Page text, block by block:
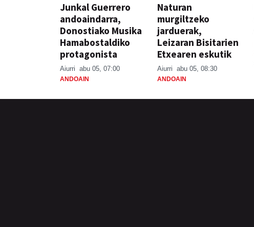
Junkal Guerrero
andoaindarra,
Donostiako Musika
Hamabostaldiko
protagonista
Aiurri abu 05, 07:00
ANDOAIN
Naturan
murgiltzeko
jarduerak,
Leizaran Bisitarien
Etxearen eskutik
Aiurri abu 05, 08:30
ANDOAIN